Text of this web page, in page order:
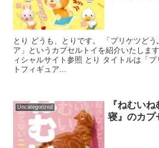
とり どうも、とりです。 「プリケツど
ア」というカプセルトイを紹介いたしま
ィシャルサイト参照 とり タイトルは「
トフィギュア...
Uncategorized
『ねむい
寝』のカプ